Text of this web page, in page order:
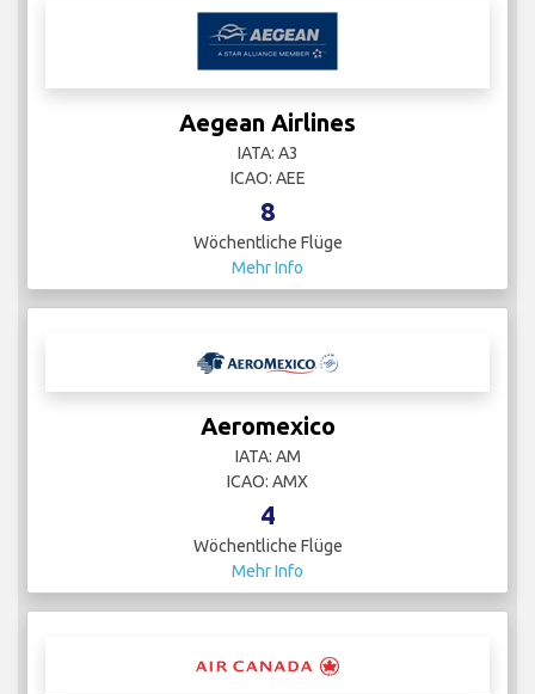
Aegean Airlines
IATA: A3
ICAO: AEE
8
Wöchentliche Flüge
Mehr Info
Aeromexico
IATA: AM
ICAO: AMX
4
Wöchentliche Flüge
Mehr Info